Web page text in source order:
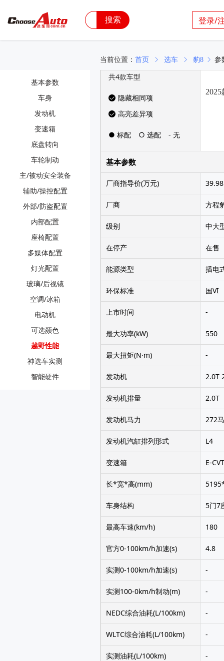
搜索 登录/
当前位置： 首页 选车 豹8 参
基本参数
车身
发动机
变速箱
底盘转向
车轮制动
主/被动安全装备
辅助/操控配置
外部/防盗配置
内部配置
座椅配置
多媒体配置
灯光配置
玻璃/后视镜
空调/冰箱
电动机
可选颜色
越野性能
神选车实测
智能硬件
共4款车型
隐藏相同项
高亮差异项
● 标配 ○ 选配 - 无
基本参数
厂商指导价(万元) 39.98
厂商 方程
级别 中大
在停产 在售
能源类型 插电
环保标准 国VI
上市时间 -
最大功率(kW) 550
最大扭矩(N·m) -
发动机 2.0T
发动机排量 2.0T
发动机马力 272
发动机汽缸排列形式 L4
变速箱 E-
长*宽*高(mm)
车身结构 5门7
最高车速(km/h) 180
官方0-100km/h加速(s) 4.8
实测0-100km/h加速(s) -
实测100-0km/h制动(m) -
NEDC综合油耗(L/100km) -
WLTC综合油耗(L/100km) -
实测油耗(L/100km) -